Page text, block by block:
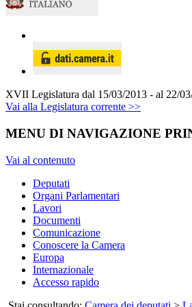
XVII Legislatura dal 15/03/2013 - al 22/
Vai alla Legislatura corrente >>
MENU DI NAVIGAZIONE
Vai al contenuto
Deputati
Organi Parlamentari
Lavori
Documenti
Comunicazione
Conoscere la Camera
Europa
Internazionale
Accesso rapido